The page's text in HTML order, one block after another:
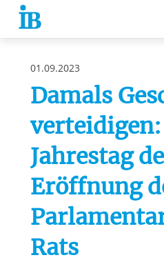
Springe zum Inhalt
01.09.2023
Damals
verteidigen:
Jahrestag
Eröffnung
Rats